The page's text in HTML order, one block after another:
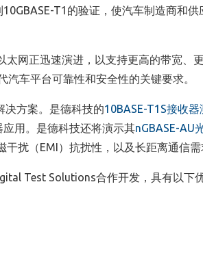
T1的验证，使汽车制造商和
网正迅速演进，以支持更高的带宽、
车平台可靠性和安全性的关键要求。
决方案。是德科技的10BASE-T1S接收
用。是德科技还将演示其nGBASE-AU
扰（EMI）抗扰性，以及长距离通信需
Test Solutions合作开发，具有以下